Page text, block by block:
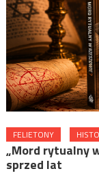
FELIETONY
„Mord rytualny
sprzed lat